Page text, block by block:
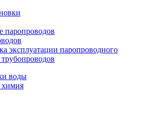
паропроводов
эксплуатации паропроводного
воды